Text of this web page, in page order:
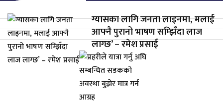
ग्यासका लागि जनता लाइनमा, मलाई
आफ्नै पुरानो भाषण सम्झिँदा लाज
लाग्छ’ – रमेश प्रसाई